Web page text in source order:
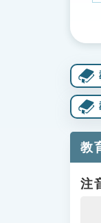
教
注